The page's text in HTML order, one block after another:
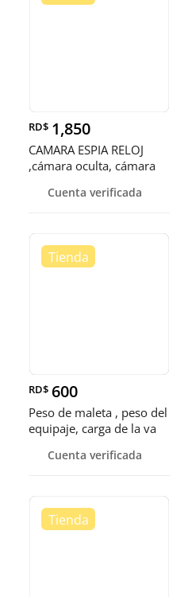
RD$ 1,850
CAMARA ESPIA RELOJ
,cámara oculta, cámara
Cuenta verificada
RD$ 600
Peso de maleta , peso del
equipaje, carga de la va
Cuenta verificada